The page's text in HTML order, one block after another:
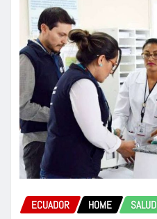
ECUADOR HOME SALUD